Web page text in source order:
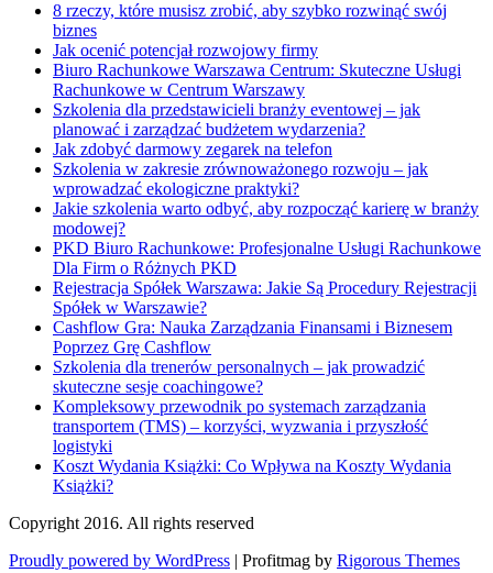
8 rzeczy, które musisz zrobić, aby szybko rozwinąć swój
biznes
Jak ocenić potencjał rozwojowy firmy
Biuro Rachunkowe Warszawa Centrum: Skuteczne Usługi
Rachunkowe w Centrum Warszawy
Szkolenia dla przedstawicieli branży eventowej – jak
planować i zarządzać budżetem wydarzenia?
Jak zdobyć darmowy zegarek na telefon
Szkolenia w zakresie zrównoważonego rozwoju – jak
wprowadzać ekologiczne praktyki?
Jakie szkolenia warto odbyć, aby rozpocząć karierę w branży
modowej?
PKD Biuro Rachunkowe: Profesjonalne Usługi Rachunkowe
Dla Firm o Różnych PKD
Rejestracja Spółek Warszawa: Jakie Są Procedury Rejestracji
Spółek w Warszawie?
Cashflow Gra: Nauka Zarządzania Finansami i Biznesem
Poprzez Grę Cashflow
Szkolenia dla trenerów personalnych – jak prowadzić
skuteczne sesje coachingowe?
Kompleksowy przewodnik po systemach zarządzania
transportem (TMS) – korzyści, wyzwania i przyszłość
logistyki
Koszt Wydania Książki: Co Wpływa na Koszty Wydania
Książki?
Copyright 2016. All rights reserved
Proudly powered by WordPress
Profitmag by Rigorous Themes